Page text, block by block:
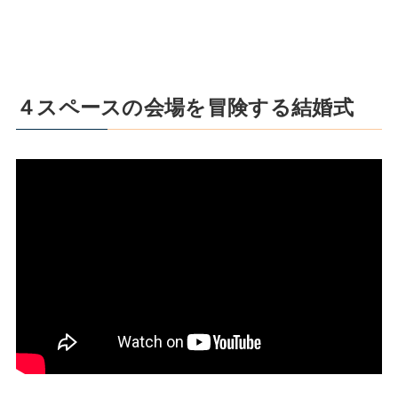
４スペースの会場を冒険する結婚式